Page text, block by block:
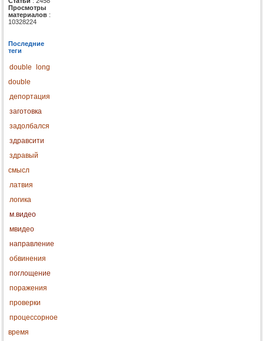
Просмотры
материалов :
10328224
Последние
теги
double
long
double
депортация
заготовка
задолбался
здравсити
здравый
смысл
латвия
логика
м.видео
мвидео
направление
обвинения
поглощение
поражения
проверки
процессорное
время